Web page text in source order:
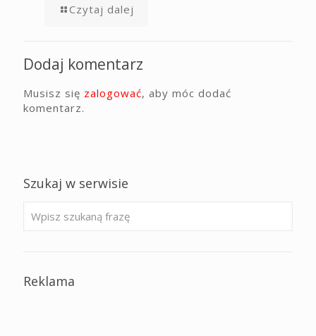
Czytaj dalej
Dodaj komentarz
Musisz się zalogować, aby móc dodać
komentarz.
Szukaj w serwisie
Reklama